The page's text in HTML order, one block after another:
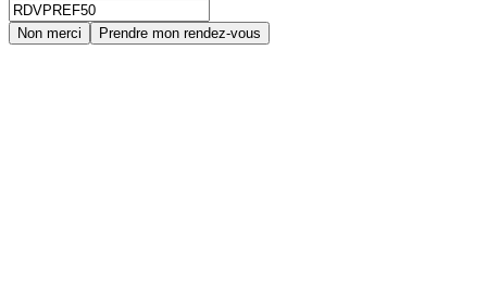
Non merci Prendre mon rendez-vous